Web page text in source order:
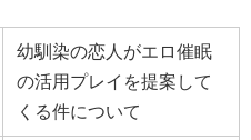
幼馴染の恋人がエロ催眠
の活用プレイを提案して
くる件について